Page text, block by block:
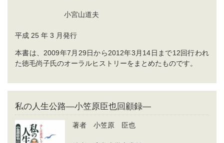
小宮山道夫
平成 25 年 3 月発行
本書は、2009年7月29日から2012年3月14日まで12回行われ
た徳毛尚子氏のオーラルヒストリーをまとめたものです。
私の人生公路―小笠原臣也回顧録―
著者 小笠原 臣也